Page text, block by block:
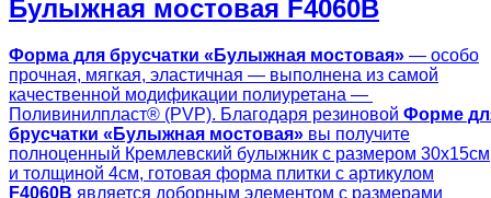
Булыжная мостовая F4060B
Форма для брусчатки « Булыжная мостовая» — особо
прочная, мягкая, эластичная — выполнена из самой
качественной модификации полиуретана —
Поливинилпласт® (PVP). Благодаря резиновой Форме
брусчатки « Булыжная мостовая» вы получите
полноценный Кремлевский булыжник с размером 30х15см
и толщиной 4см, готовая форма плитки с артикулом
F4060B является доборным элементом с размерами